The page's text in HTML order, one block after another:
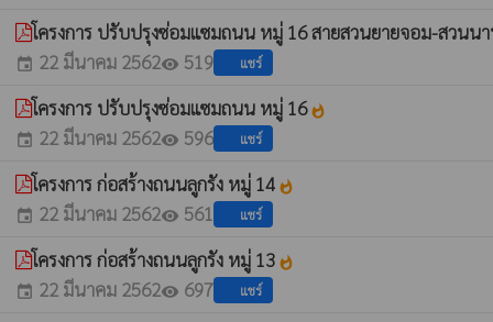
โครงการ ปรับปรุงซ่อมแซมถนน หมู่ 16 สายสวนยายจอม-สวนน
event 22 มีนาคม 2562visibility 519 แชร์
โครงการ ปรับปรุงซ่อมแซมถนน หมู่ 16whatshot
event 22 มีนาคม 2562visibility 596 แชร์
โครงการ ก่อสร้างถนนลูกรัง หมู่ 14 whatshot
event 22 มีนาคม 2562visibility 561 แชร์
โครงการ ก่อสร้างถนนลูกรัง หมู่ 13 whatshot
event 22 มีนาคม 2562visibility 697 แชร์